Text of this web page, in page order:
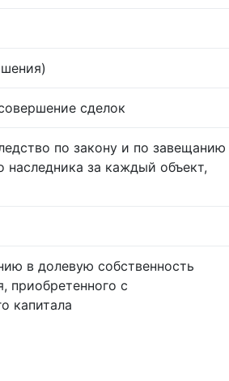
сделок
по закону и по завещанию
за каждый объект,
в долевую собственность
приобретенного с
капитала